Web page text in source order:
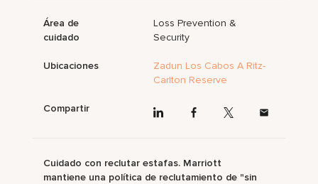
Área de
cuidado
Loss Prevention &
Security
Ubicaciones
Zadun Los Cabos A Ritz-
Carlton Reserve
Compartir
Cuidado con reclutar estafas. Marriott
mantiene una política de reclutamiento de "sin